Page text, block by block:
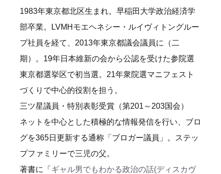
1983年東京都北区生まれ。早稲田大学政治経済学
部卒業。LVMHモエヘネシー・ルイヴィトングルー
プ社員を経て、2013年東京都議会議員に（二
期）。19年日本維新の会から公認を受けた参院選
東京都選挙区で初当選。21年衆院選マニフェスト
づくりで中心的役割を担う。
三ツ星議員・特別表彰受賞（第201～203国会）
ネットを中心とした積極的な情報発信を行い、ブロ
グを365日更新する通称「ブロガー議員」。ステッ
プファミリーで三児の父。
著書に「 ギャル男でもわかる政治の話(ディスカヴ